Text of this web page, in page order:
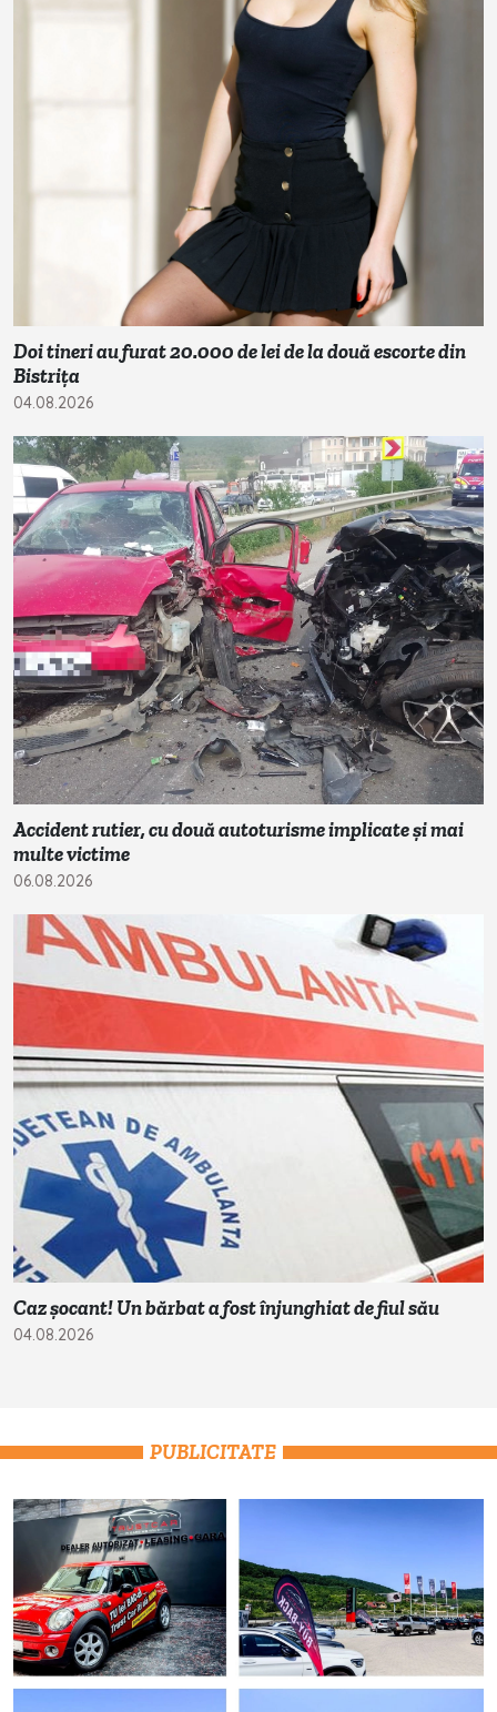
Doi tineri au furat 20.000 de lei de la două escorte din
Bistrița
04.08.2026
Accident rutier, cu două autoturisme implicate și mai
multe victime
06.08.2026
Caz șocant! Un bărbat a fost înjunghiat de fiul său
04.08.2026
PUBLICITATE